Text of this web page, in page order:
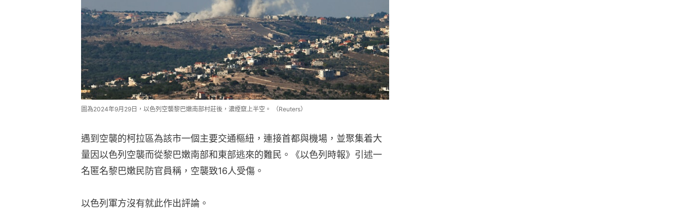
圖為2024年9月29日，以色列空襲黎巴嫩南部村莊後，濃煙竄上半空。 （Reuters）
遇到空襲的柯拉區為該市一個主要交通樞紐，連接首都與機場，並聚集着大
量因以色列空襲而從黎巴嫩南部和東部逃來的難民。《以色列時報》引述一
名匿名黎巴嫩民防官員稱，空襲致16人受傷。
以色列軍方沒有就此作出評論。